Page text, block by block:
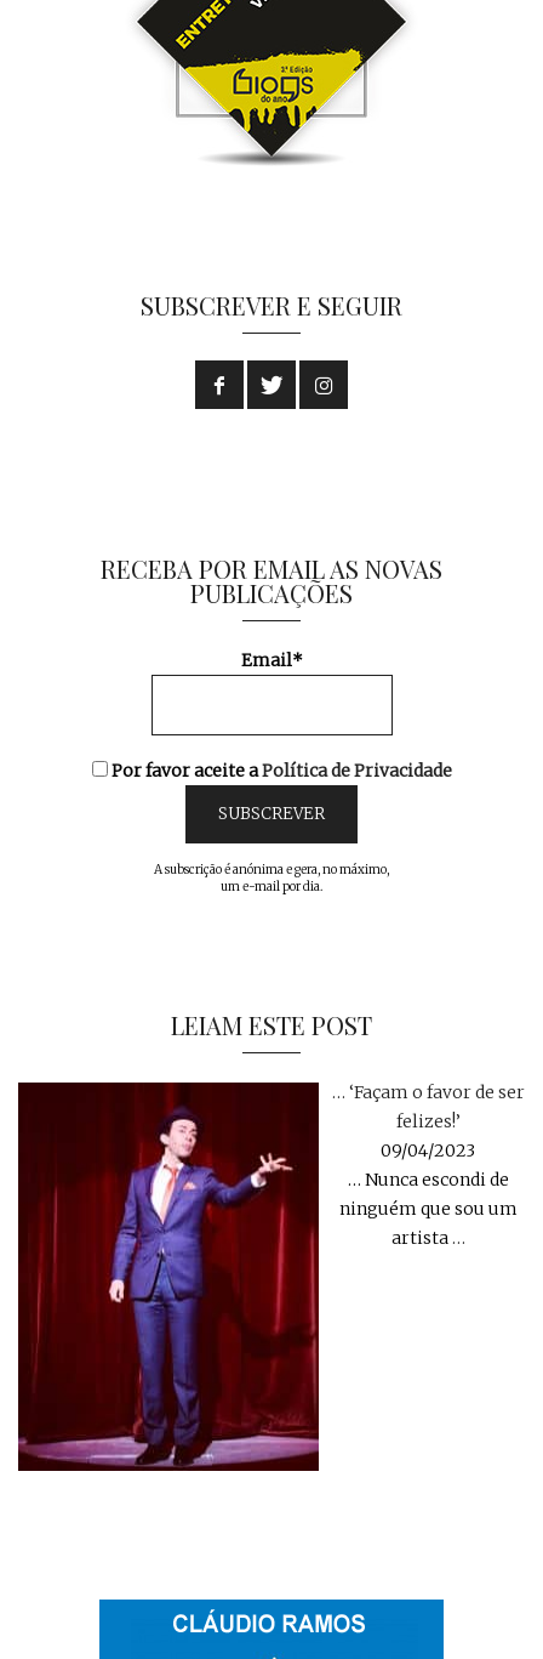
SUBSCREVER E SEGUIR
RECEBA POR EMAIL AS NOVAS
PUBLICAÇÕES
Email*
Por favor aceite aPolítica de Privacidade
A subscrição é anónima e gera, no máximo,
um e-mail por dia.
LEIAM ESTE POST
… ‘Façam o favor de ser
felizes!’
09/04/2023
… Nunca escondi de
ninguém que sou um
artista…